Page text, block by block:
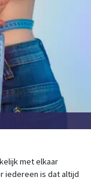
met elkaar
iedereen is dat altijd